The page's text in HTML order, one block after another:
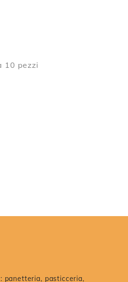
10 pezzi
panetteria, pasticceria,